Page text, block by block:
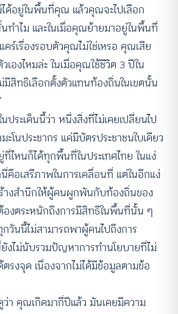
ด้อยู่ในพื้นที่คุณ แล้วคุณจะไปเลือก
ำไม และในเมื่อคุณย้ายมาอยู่ในพื้นที่
ร์เรื่องรอบตัวคุณไม่ใช่เหรอ คุณเสีย
เองไหมล่ะ ในเมื่อคุณใช้ชีวิต 3 ปีใน
สิทธิเลือกตั้งตัวแทนท้องถิ่นในเขตนั้น
ประเด็นนี้ว่า หนึ่งสิ่งที่ไม่เคยเปลี่ยนไป
ะโนประชากร แค่มีบัตรประชาชนใบเดียว
ที่ไหนก็ได้ทุกพื้นที่ในประเทศไทย ในแง่
คือเสรีภาพในการเคลื่อนที่ แต่ในอีกแง่
ร้างสำนึกให้ผู้คนผูกพันกับท้องถิ่นของ
ต้องตระหนักถึงการมีสิทธิในพื้นที่นั้น ๆ
วันนี้ไม่สามารถพาผู้คนไปถึงการ
งไม่นับรวมปัญหาการทำนโยบายที่ไม่
รงจุด เนื่องจากไม่ได้มีข้อมูลตามข้อ
า คุณเกิดมากี่ปีแล้ว มันเคยมีความ